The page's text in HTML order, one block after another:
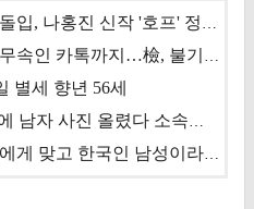
메가박스중앙 회생 절차 돌입, 나홍진 신작 '호프' 정상 개봉에 쏠린 시선 [상반기 결산 기획]
민희진 입사 동의서부터 무속인 카톡까지…檢, 불기소 처분 근거들 [이슈&톡]
별세 향년 56세
아이돌 연습생 A씨, SNS에 남자 사진 올렸다 소속사 퇴출
대만 인플루언서, 중국인에게 맞고 한국인 남성이라 진술 '후폭풍'